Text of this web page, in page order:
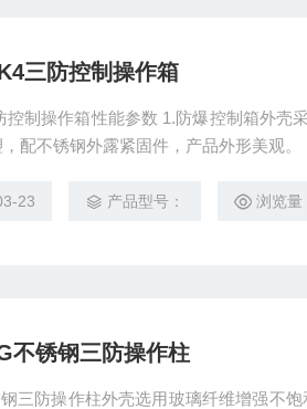
三防控制操作箱
控制操作箱性能参数 1.防爆控制箱外壳
外露紧固件，产品外形美观。 2.防爆控制箱设计精良，安
23 产品型号： 浏览量
不锈钢三防操作柱
三防操作柱外壳选用玻璃纤维增强不